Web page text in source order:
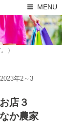
MENU
）
年2～3
店３
か農家